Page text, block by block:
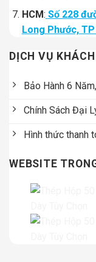
HCM: Số 228
Long Phước,
DỊCH VỤ
Bảo Hành 6
Chính Sách Đại
Hình thức thanh
WEBSITE